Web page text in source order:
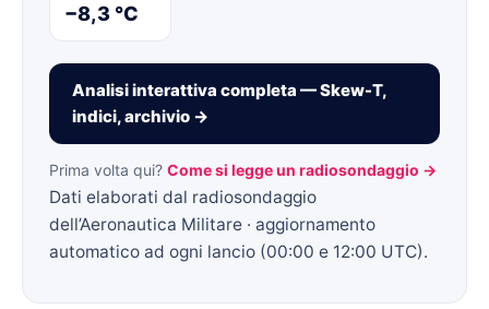
−8,3 °C
Analisi interattiva completa — Skew-T,
indici, archivio →
Prima volta qui? Come si legge un radiosondaggio →
Dati elaborati dal radiosondaggio
dell’Aeronautica Militare · aggiornamento
automatico ad ogni lancio (00:00 e 12:00 UTC).